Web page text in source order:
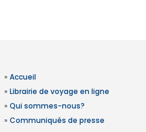
» Accueil
» Librairie de voyage en ligne
» Qui sommes-nous?
» Communiqués de presse